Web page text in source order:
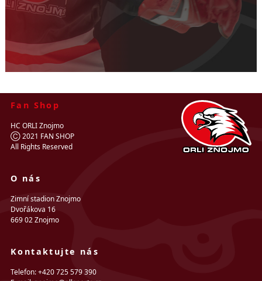
Fan Shop
HC ORLI Znojmo
Ⓒ 2021 FAN SHOP
All Rights Reserved
O nás
Zimní stadion Znojmo
Dvořákova 16
669 02 Znojmo
Kontaktujte nás
Telefon: +420 725 579 390